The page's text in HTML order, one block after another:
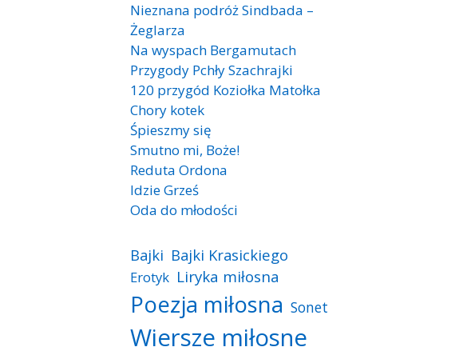
Nieznana podróż Sindbada –
Żeglarza
Na wyspach Bergamutach
Przygody Pchły Szachrajki
120 przygód Koziołka Matołka
Chory kotek
Śpieszmy się
Smutno mi, Boże!
Reduta Ordona
Idzie Grześ
Oda do młodości
Bajki Bajki Krasickiego
Erotyk Liryka miłosna
Poezja miłosna Sonet
Wiersze miłosne